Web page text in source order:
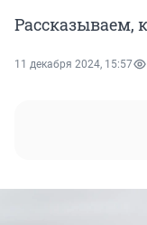
Рассказываем,
11 декабря 2024, 15:57